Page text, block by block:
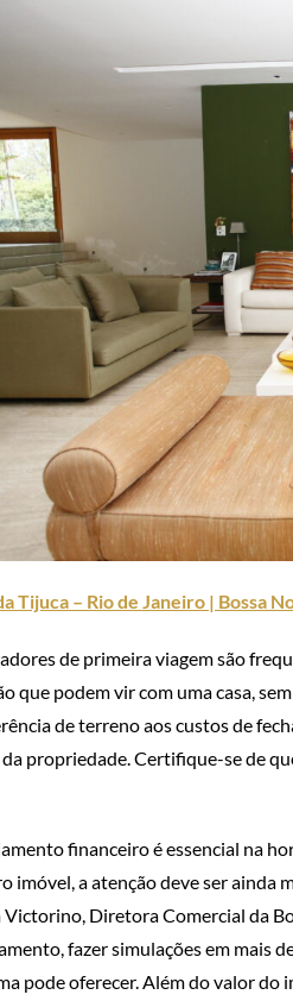
Tijuca – Rio de Janeiro | Bossa
de primeira viagem são
que podem vir com uma casa,
de terreno aos custos de
propriedade. Certifique-se de
financeiro é essencial na
imóvel, a atenção deve ser ainda
Victorino, Diretora Comercial da
fazer simulações em mais
pode oferecer.​Além do valor do